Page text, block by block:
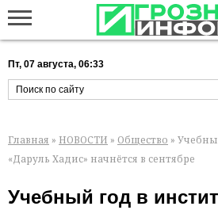
Пт, 07 августа, 06:33
Главная » НОВОСТИ » Общество »
«Даруль Хадис» начнётся в сентябре
Учебный год в